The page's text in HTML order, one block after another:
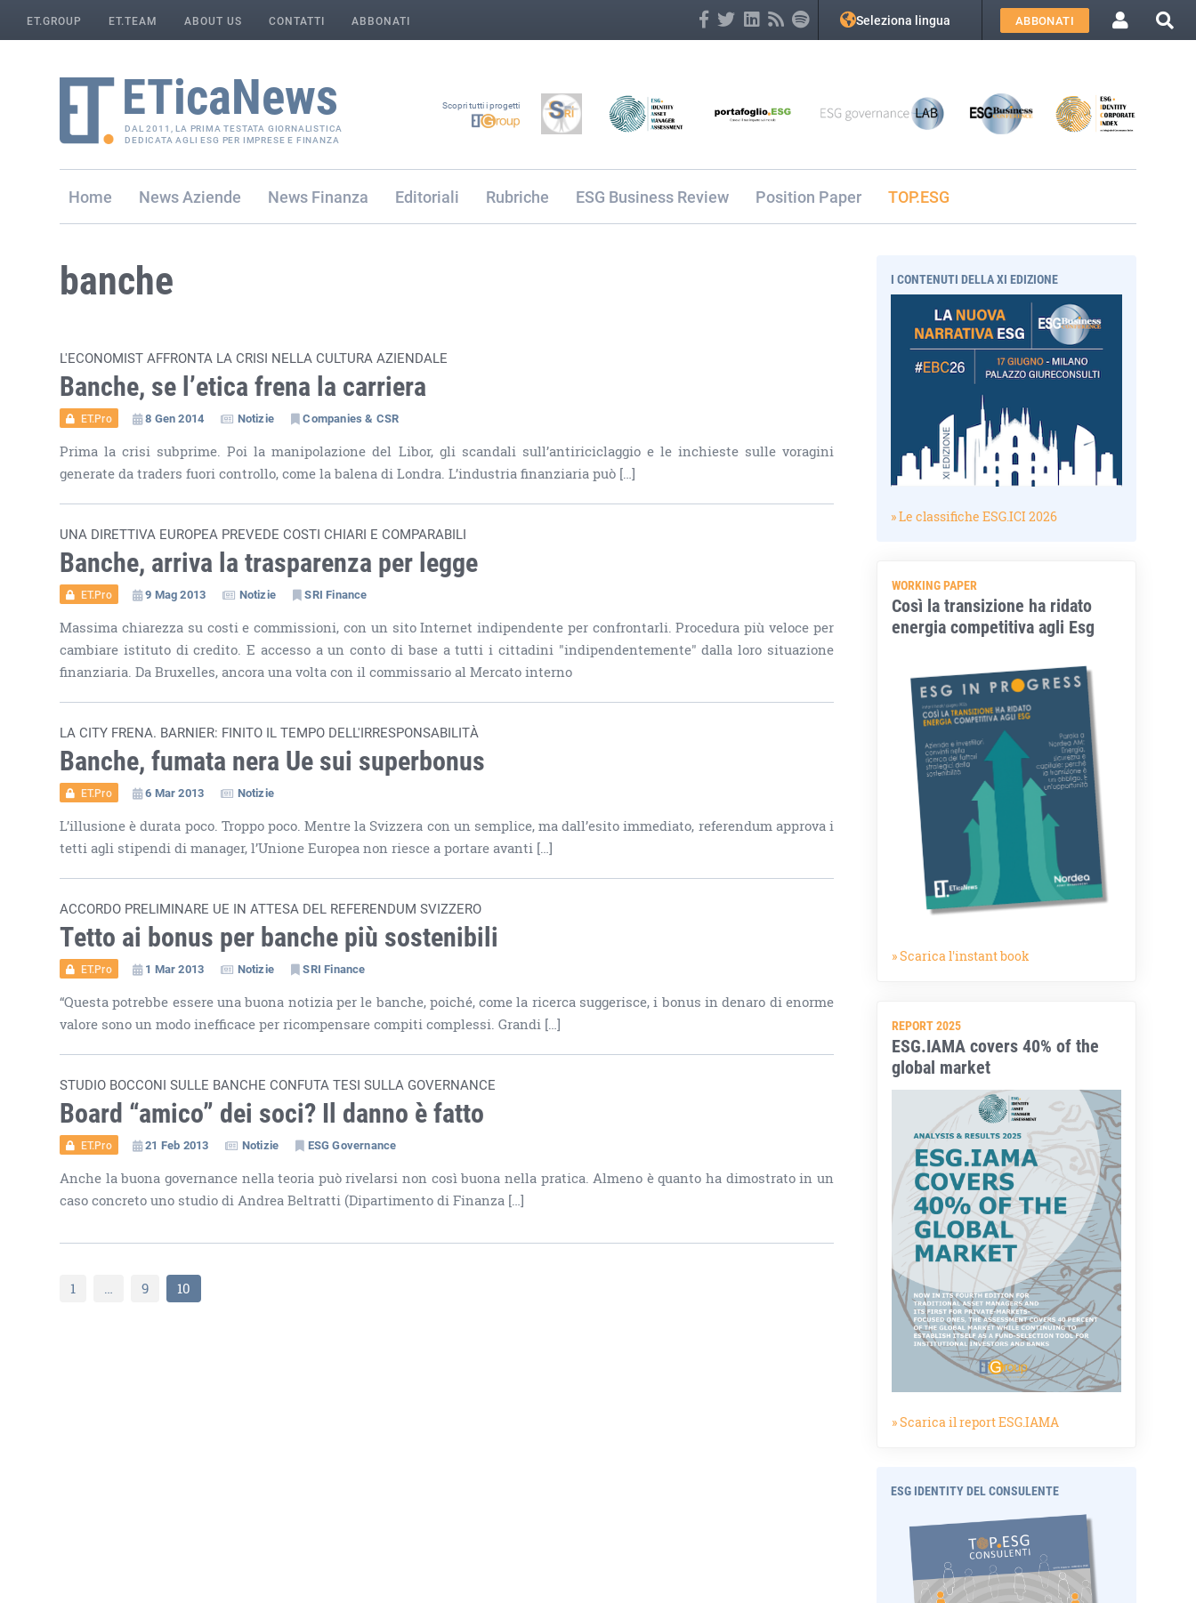
ET.GROUP ET.TEAM ABOUT US CONTATTI ABBONATI Seleziona lingua ABBONATI
DAL 2011, LA PRIMA TESTATA GIORNALISTICA
DEDICATA AGLI ESG PER IMPRESE E FINANZA
Scopri tutti i progetti
Home Aziende Finanza Editoriali Rubriche ESG Business Review Position Paper TOP.ESG
banche
L'ECONOMIST AFFRONTA LA CRISI NELLA CULTURA AZIENDALE
Banche, se l’etica frena la carriera
ET.Pro 8 Gen 2014 Notizie Companies & CSR
Prima la crisi subprime. Poi la manipolazione del Libor, gli scandali sull’antiriciclaggio e le inchieste sulle voragini
generate da traders fuori controllo, come la balena di Londra. L’industria finanziaria può […]
UNA DIRETTIVA EUROPEA PREVEDE COSTI CHIARI E COMPARABILI
Banche, arriva la trasparenza per legge
ET.Pro 9 Mag 2013 Notizie SRI Finance
Massima chiarezza su costi e commissioni, con un sito Internet indipendente per confrontarli. Procedura più veloce per
cambiare istituto di credito. E accesso a un conto di base a tutti i cittadini "indipendentemente" dalla loro situazione
finanziaria. Da Bruxelles, ancora una volta con il commissario al Mercato interno
LA CITY FRENA. BARNIER: FINITO IL TEMPO DELL'IRRESPONSABILITÀ
Banche, fumata nera Ue sui superbonus
ET.Pro 6 Mar 2013 Notizie
L’illusione è durata poco. Troppo poco. Mentre la Svizzera con un semplice, ma dall’esito immediato, referendum approva i
tetti agli stipendi di manager, l’Unione Europea non riesce a portare avanti […]
ACCORDO PRELIMINARE UE IN ATTESA DEL REFERENDUM SVIZZERO
Tetto ai bonus per banche più sostenibili
ET.Pro 1 Mar 2013 Notizie SRI Finance
“Questa potrebbe essere una buona notizia per le banche, poiché, come la ricerca suggerisce, i bonus in denaro di enorme
valore sono un modo inefficace per ricompensare compiti complessi. Grandi […]
STUDIO BOCCONI SULLE BANCHE CONFUTA TESI SULLA GOVERNANCE
Board “amico” dei soci? Il danno è fatto
ET.Pro 21 Feb 2013 Notizie ESG Governance
Anche la buona governance nella teoria può rivelarsi non così buona nella pratica. Almeno è quanto ha dimostrato in un
caso concreto uno studio di Andrea Beltratti (Dipartimento di Finanza […]
1 … 9 10
I CONTENUTI DELLA XI EDIZIONE
» Le classifiche ESG.ICI 2026
WORKING PAPER
Così la transizione ha ridato
energia competitiva agli Esg
» Scarica l'instant book
REPORT 2025
ESG.IAMA covers 40% of the
global market
» Scarica il report ESG.IAMA
ESG IDENTITY DEL CONSULENTE